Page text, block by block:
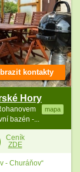
Hory
mapa
bazén -...
kontakty
Ceník
ZDE
- Churáňov“